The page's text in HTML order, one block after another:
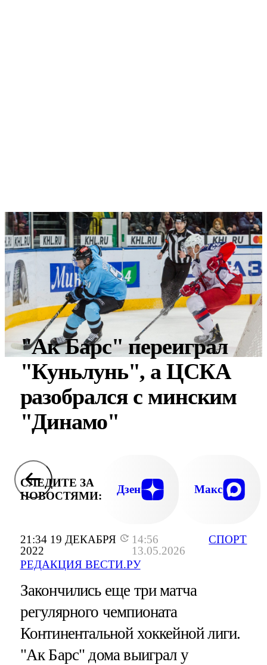
21:34 19 ДЕКАБРЯ
2022
14:56
13.05.2026
РЕДАКЦИЯ ВЕСТИ.РУ
СПОРТ
"Ак Барс" переиграл
"Куньлунь", а ЦСКА
разобрался с минским
"Динамо"
СЛЕДИТЕ ЗА
НОВОСТЯМИ:
Дзен Макс
Закончились еще три матча
регулярного чемпионата
Континентальной хоккейной лиги.
"Ак Барс" дома выиграл у